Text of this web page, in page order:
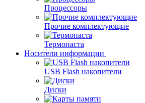
Процессоры
Прочие комплектующие
Термопаста
Носители информации
USB Flash накопители
Диски